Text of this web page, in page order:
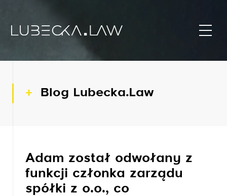
Blog Lubecka.Law
Adam został odwołany z
funkcji członka zarządu
spółki z o.o., co